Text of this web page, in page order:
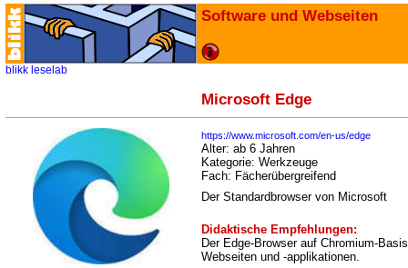
Software und Webseiten
blikk leselab
Microsoft Edge
https://www.microsoft.com/en-us/edge
Alter: ab 6 Jahren
Kategorie: Werkzeuge
Fach: Fächerübergreifend
Der Standardbrowser von Microsoft
Didaktische Empfehlungen:
Der Edge-Browser auf Chromium-
Webseiten und -applikationen.